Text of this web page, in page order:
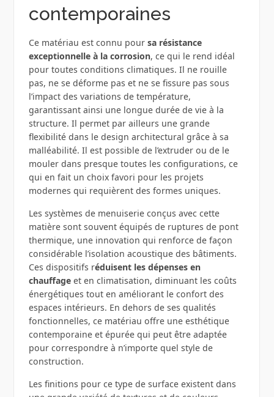
contemporaines
Ce matériau est connu pour sa résistance
exceptionnelle à la corrosion, ce qui le rend idéal
pour toutes conditions climatiques. Il ne rouille
pas, ne se déforme pas et ne se fissure pas sous
l’impact des variations de température,
garantissant ainsi une longue durée de vie à la
structure. Il permet par ailleurs une grande
flexibilité dans le design architectural grâce à sa
malléabilité. Il est possible de l’extruder ou de le
mouler dans presque toutes les configurations, ce
qui en fait un choix favori pour les projets
modernes qui requièrent des formes uniques.
Les systèmes de menuiserie conçus avec cette
matière sont souvent équipés de ruptures de pont
thermique, une innovation qui renforce de façon
considérable l’isolation acoustique des bâtiments.
Ces dispositifs réduisent les dépenses en
chauffageet en climatisation, diminuant les coûts
énergétiques tout en améliorant le confort des
espaces intérieurs. En dehors de ses qualités
fonctionnelles, ce matériau offre une esthétique
contemporaine et épurée qui peut être adaptée
pour correspondre à n’importe quel style de
construction.
Les finitions pour ce type de surface existent dans